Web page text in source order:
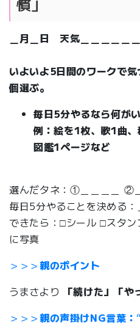
＿月＿日 天気＿＿＿＿＿＿
いよいよ5日間のワークで
個選ぶ。
毎日5分やるなら何が
例：絵を1枚、歌1曲、
図鑑1ページなど
選んだタネ：①＿＿＿＿ ②＿
毎日5分やることを決める：
できたら：□シール □スタ
に写真
＞＞＞親のポイント
うまさより
「続けた」「や
＞＞＞親の声掛けNG言葉：